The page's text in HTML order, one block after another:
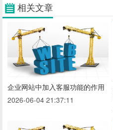
相关文章
企业网站中加入客服功能的作用
2026-06-04 21:37:11